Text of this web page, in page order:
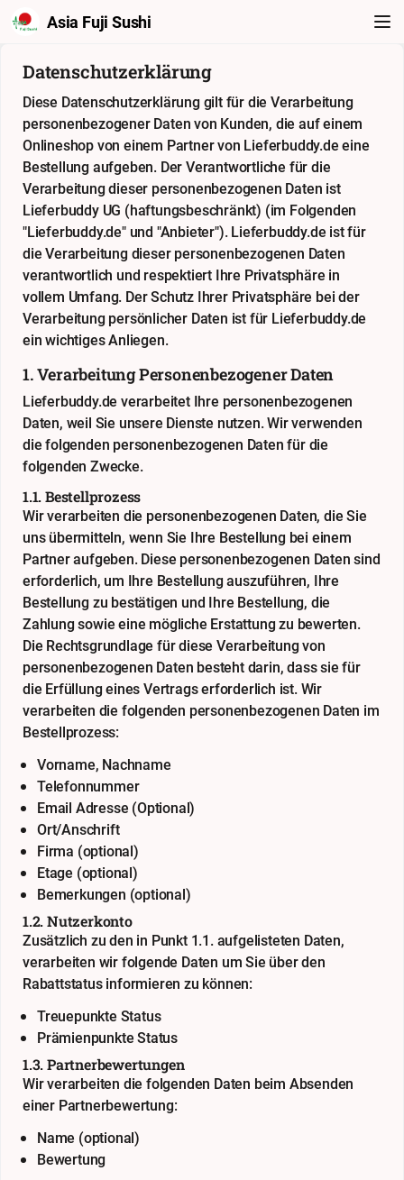
Asia Fuji Sushi
Datenschutzerklärung
Diese Datenschutzerklärung gilt für die Verarbeitung
personenbezogener Daten von Kunden, die auf einem
Onlineshop von einem Partner von Lieferbuddy.de eine
Bestellung aufgeben. Der Verantwortliche für die
Verarbeitung dieser personenbezogenen Daten ist
Lieferbuddy UG (haftungsbeschränkt) (im Folgenden
"Lieferbuddy.de" und "Anbieter"). Lieferbuddy.de ist für
die Verarbeitung dieser personenbezogenen Daten
verantwortlich und respektiert Ihre Privatsphäre in
vollem Umfang. Der Schutz Ihrer Privatsphäre bei der
Verarbeitung persönlicher Daten ist für Lieferbuddy.de
ein wichtiges Anliegen.
1. Verarbeitung Personenbezogener Daten
Lieferbuddy.de verarbeitet Ihre personenbezogenen
Daten, weil Sie unsere Dienste nutzen. Wir verwenden
die folgenden personenbezogenen Daten für die
folgenden Zwecke.
1.1. Bestellprozess
Wir verarbeiten die personenbezogenen Daten, die Sie
uns übermitteln, wenn Sie Ihre Bestellung bei einem
Partner aufgeben. Diese personenbezogenen Daten sind
erforderlich, um Ihre Bestellung auszuführen, Ihre
Bestellung zu bestätigen und Ihre Bestellung, die
Zahlung sowie eine mögliche Erstattung zu bewerten.
Die Rechtsgrundlage für diese Verarbeitung von
personenbezogenen Daten besteht darin, dass sie für
die Erfüllung eines Vertrags erforderlich ist. Wir
verarbeiten die folgenden personenbezogenen Daten im
Bestellprozess:
Vorname, Nachname
Telefonnummer
Email Adresse (Optional)
Ort/Anschrift
Firma (optional)
Etage (optional)
Bemerkungen (optional)
1.2. Nutzerkonto
Zusätzlich zu den in Punkt 1.1. aufgelisteten Daten,
verarbeiten wir folgende Daten um Sie über den
Rabattstatus informieren zu können:
Treuepunkte Status
Prämienpunkte Status
1.3. Partnerbewertungen
Wir verarbeiten die folgenden Daten beim Absenden
einer Partnerbewertung:
Name (optional)
Bewertung